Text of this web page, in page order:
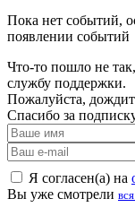
Пока нет событий,
появлении событий
Что-то пошло не
службу поддержки.
Пожалуйста,
Спасибо за
Я согласен(а) на
Вы уже смотрели